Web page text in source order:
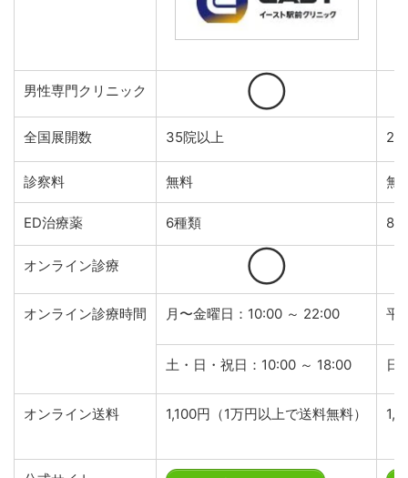
男性専門クリニック ◯
全国展開数 35院以上 20
診察料 無料 無
ED治療薬 6種類 8
オンライン診療 ◯
オンライン診療時間 月〜金曜日：10:00 ～ 22:00 平
土・日・祝日：10:00 ～ 18:00 日
オンライン送料 1,100円（1万円以上で送料無料）